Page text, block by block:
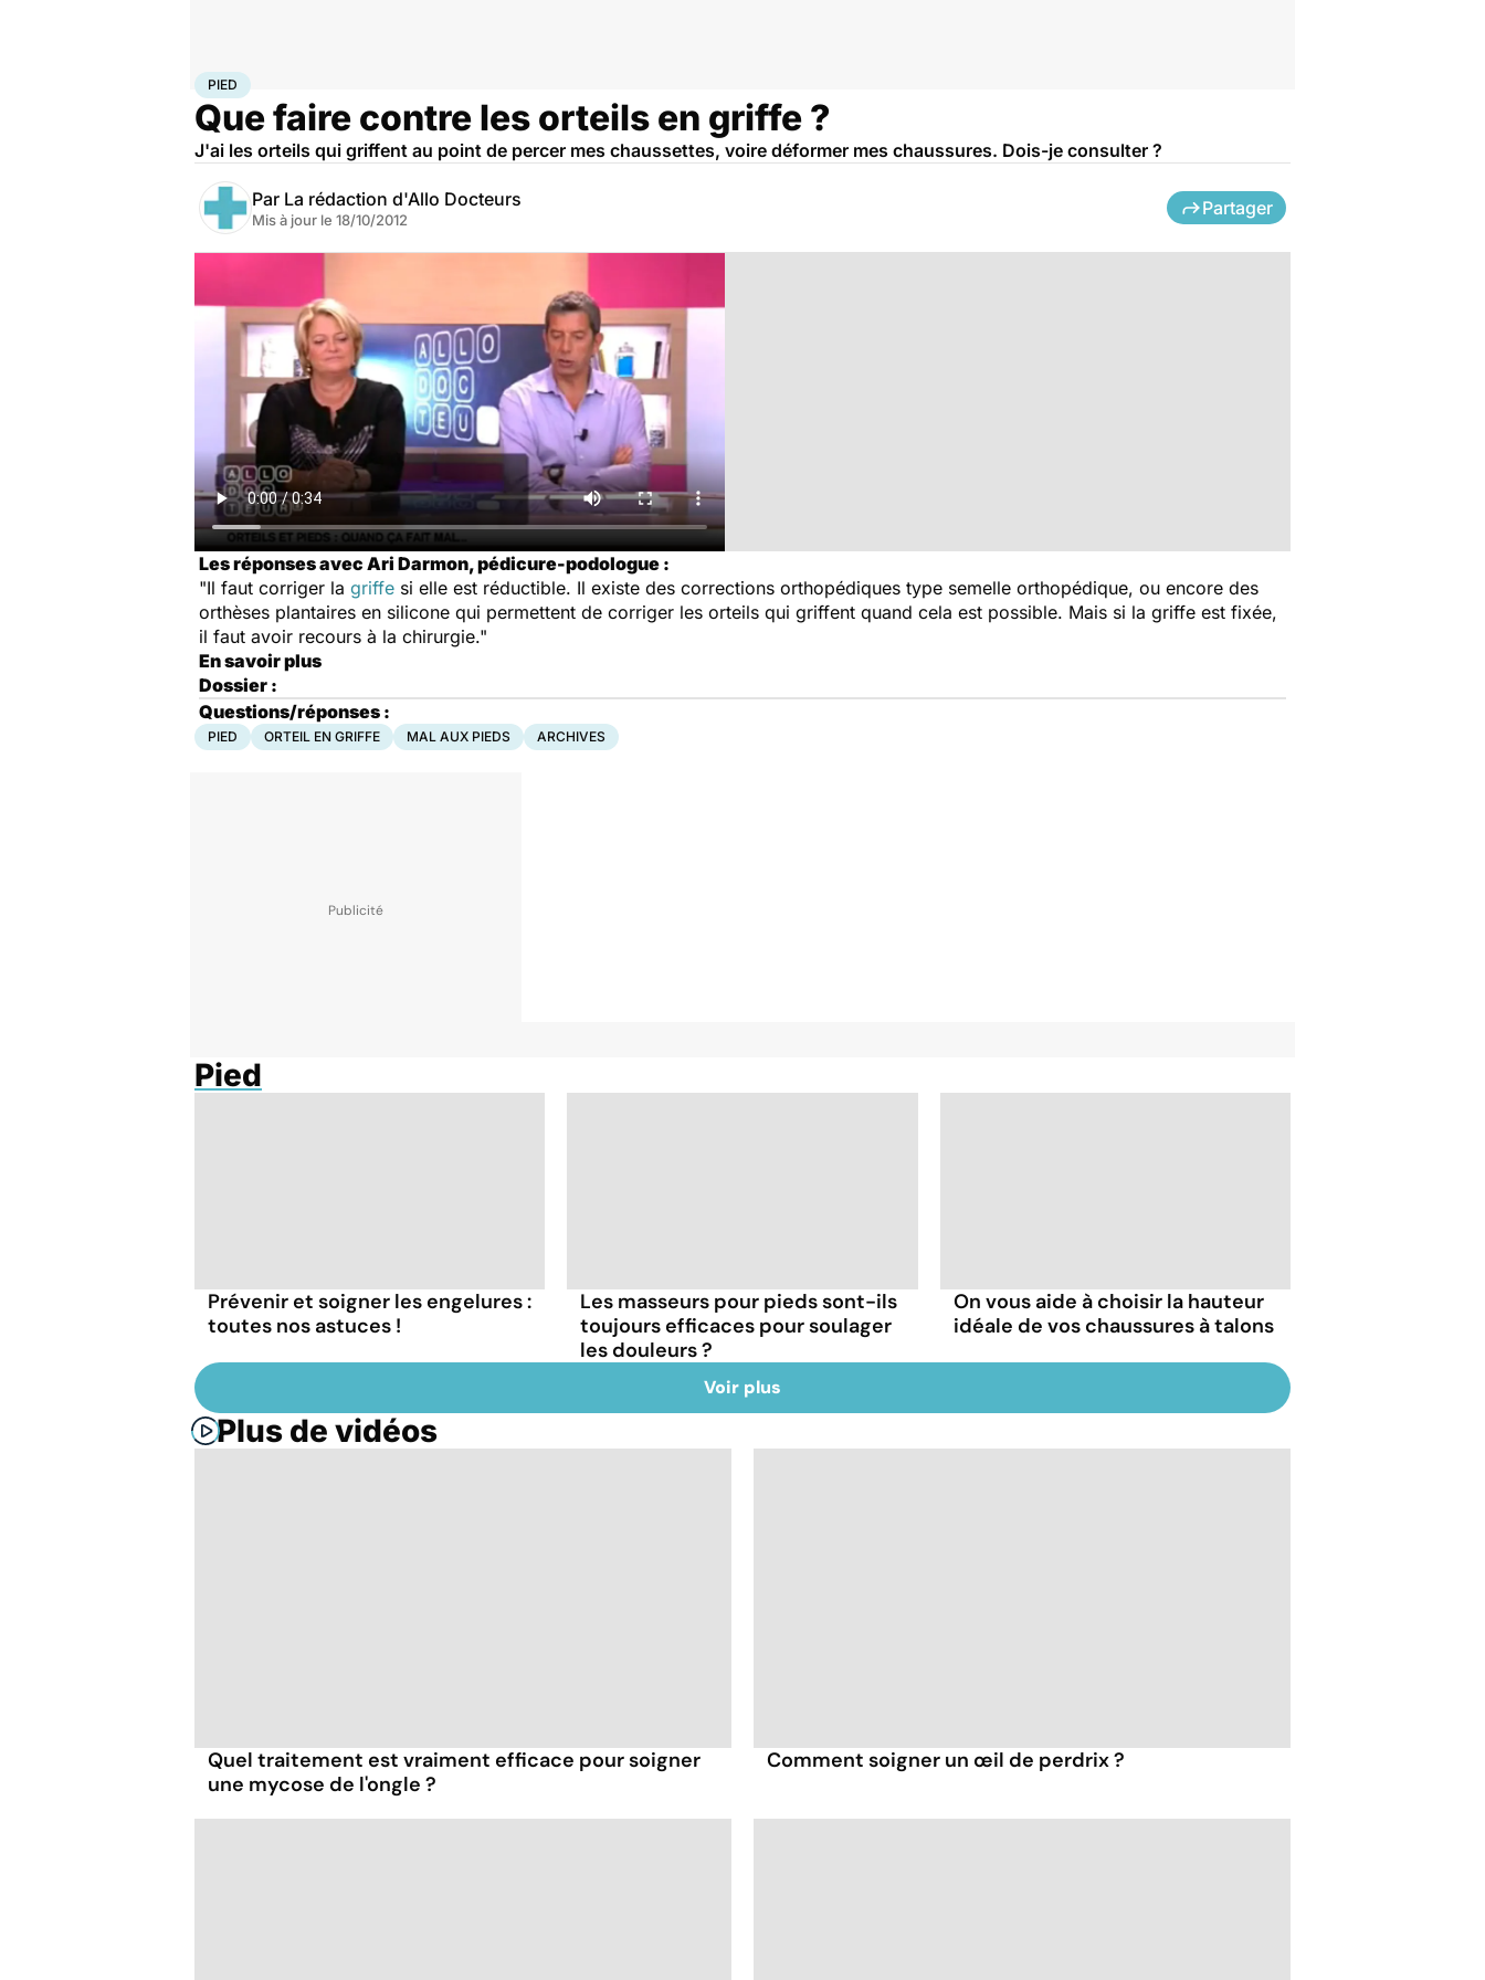
Accueil Santé
PIED
Que faire contre les orteils en griffe ?
J'ai les orteils qui griffent au point de percer mes chaussettes, voire déformer mes chaussures. Dois-je consulter ?
Par La rédaction d'Allo Docteurs
Mis à jour le 18/10/2012
Partager
Les réponses avec Ari Darmon, pédicure-podologue :
"Il faut corriger la griffe si elle est réductible. Il existe des corrections orthopédiques type semelle orthopédique, ou encore des
orthèses plantaires en silicone qui permettent de corriger les orteils qui griffent quand cela est possible. Mais si la griffe est fixée,
il faut avoir recours à la chirurgie."
En savoir plus
Dossier :
Questions/réponses :
PIED ORTEIL EN GRIFFE MAL AUX PIEDS ARCHIVES
Pied
Prévenir et soigner les engelures :
toutes nos astuces !
Les masseurs pour pieds sont-ils
toujours efficaces pour soulager
les douleurs ?
On vous aide à choisir la hauteur
idéale de vos chaussures à talons
Voir plus
Plus de vidéos
Quel traitement est vraiment efficace pour soigner
une mycose de l'ongle ?
Comment soigner un œil de perdrix ?